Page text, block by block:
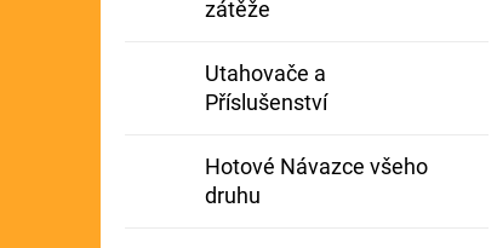
zátěže
Utahovače a
Příslušenství
Hotové Návazce všeho
druhu